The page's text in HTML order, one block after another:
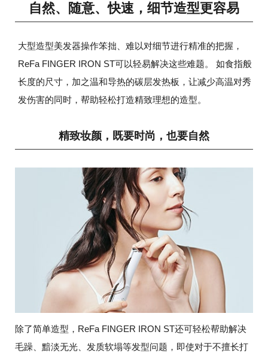
自然、随意、快速，细节造型更容易
大型造型美发器操作笨拙、难以对细节进行精准的把握，
ReFa FINGER IRON ST可以轻易解决这些难题。
如食指般
长度的尺寸，加之温和导热的碳层发热板，让减少高温对秀
发伤害的同时，帮助轻松打造精致理想的造型。
精致妆颜，既要时尚，也要自然
除了简单造型，ReFa FINGER IRON ST还可轻松帮助解决
毛躁、黯淡无光、发质软塌等发型问题，即使对于不擅长打